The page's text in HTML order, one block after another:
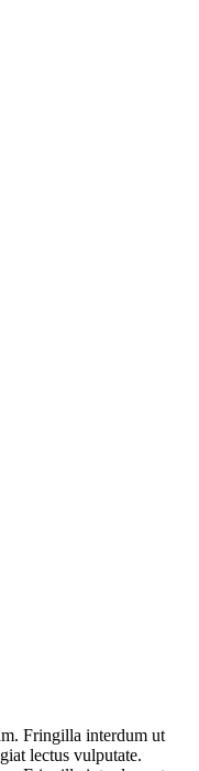
Fringilla interdum ut
lectus vulputate.